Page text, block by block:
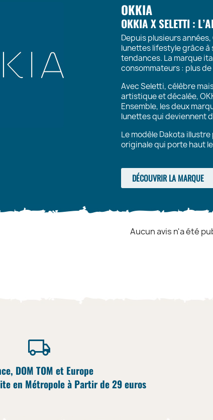
OKKIA
OKKIA X SELETTI :
Depuis plusieurs
lunettes lifestyle grâce à
tendances. La marque
consommateurs : plus
Avec Seletti, célèbre
artistique et décalée,
Ensemble, les deux
lunettes qui deviennent
Le modèle Dakota
originale qui porte haut
DÉCOUVRIR LA MARQUE
Aucun avis n'a été
DOM TOM et Europe
en Métropole à Partir de 29 euros